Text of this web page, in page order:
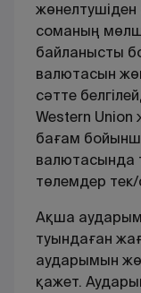
жөнелтушіден
соманың
байланысты
валютасын
сәтте
Western Union
бағам
валютасында
төлемдер тек/
Ақша
туындаған
аударымын
қажет.